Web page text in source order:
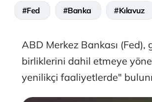
#Fed #Banka #Kılavuz
ABD Merkez Bankası
birliklerini dahil etmeye
yenilikçi faaliyetlerde"